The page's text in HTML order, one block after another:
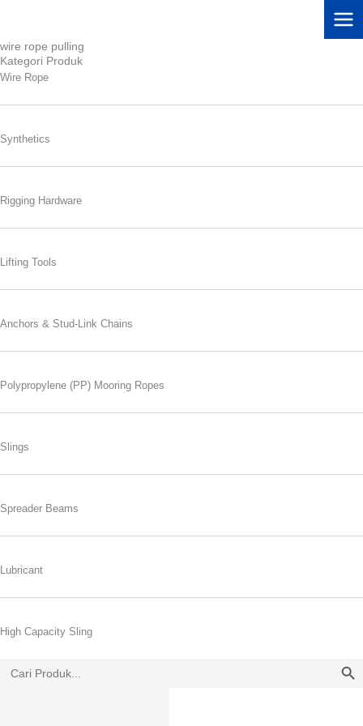
konten
wire rope pulling
Kategori Produk
Wire Rope
Synthetics
Rigging Hardware
Lifting Tools
Anchors & Stud-Link Chains
Polypropylene (PP) Mooring Ropes
Slings
Spreader Beams
Lubricant
High Capacity Sling
for: